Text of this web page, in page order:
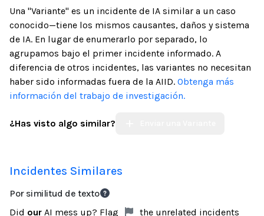
Una "Variante" es un incidente de IA similar a un caso
conocido—tiene los mismos causantes, daños y sistema
de IA. En lugar de enumerarlo por separado, lo
agrupamos bajo el primer incidente informado. A
diferencia de otros incidentes, las variantes no necesitan
haber sido informadas fuera de la AIID. Obtenga más
información del trabajo de investigación.
¿Has visto algo similar?
Incidentes Similares
Por similitud de texto
Did our AI mess up? Flag the unrelated incidents